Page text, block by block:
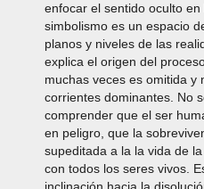
enfocar el sentido oculto
simbolismo es un espacio
planos y niveles de las
explica el origen del
muchas veces es omitida y
corrientes dominantes. No
comprender que el ser
en peligro, que la
supeditada a la la vida de
con todos los seres vivos.